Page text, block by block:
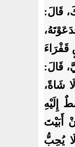
قَالَ:
قَفْرَاءَ
قَالَ:
شَاةً،
إِلَيْهِ
أَبَيْتَ
لَا يُحِبُّ